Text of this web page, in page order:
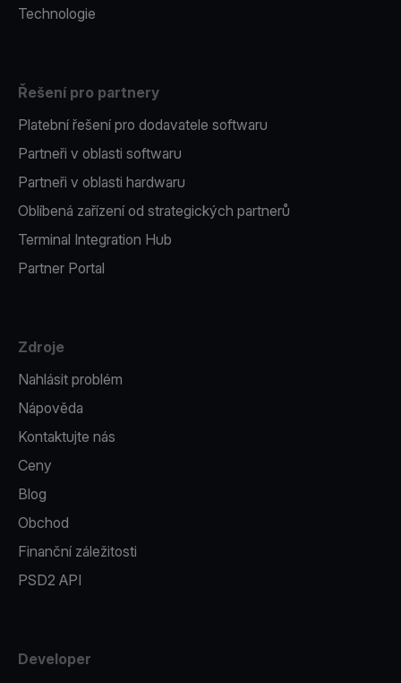
Technologie
Řešení pro partnery
Platební řešení pro dodavatele softwaru
Partneři v oblasti softwaru
Partneři v oblasti hardwaru
Oblíbená zařízení od strategických partnerů
Terminal Integration Hub
Partner Portal
Zdroje
Nahlásit problém
Nápověda
Kontaktujte nás
Ceny
Blog
Obchod
Finanční záležitosti
PSD2 API
Developer